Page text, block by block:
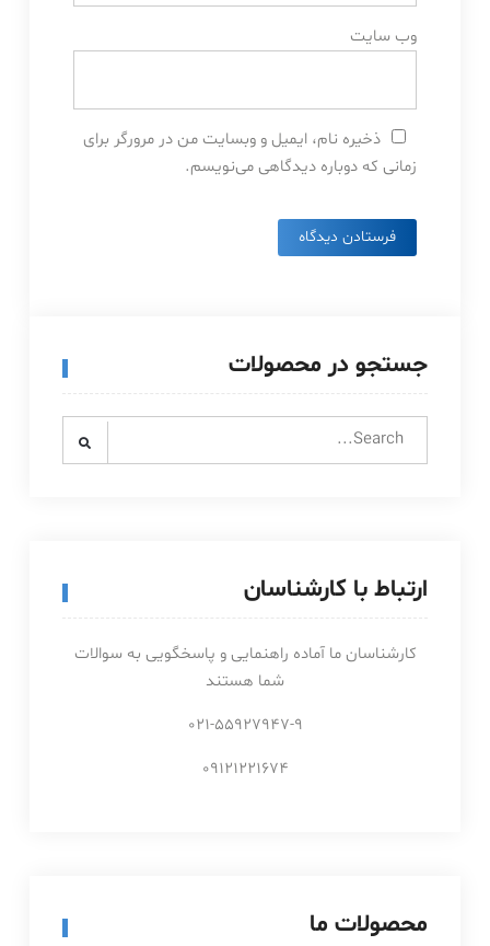
وب‌ سایت
ذخیره نام، ایمیل و وبسایت من در مرورگر برای
زمانی که دوباره دیدگاهی می‌نویسم.
جستجو در محصولات
Search
ارتباط با کارشناسان
کارشناسان ما آماده راهنمایی و پاسخگویی به سوالات
شما هستند
021-55927947-9
09121221674
محصولات ما